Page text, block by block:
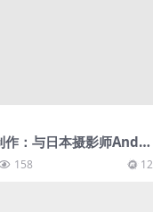
作：与日本摄影师Andy
手机拍摄电影视频【完
幕]
158 12